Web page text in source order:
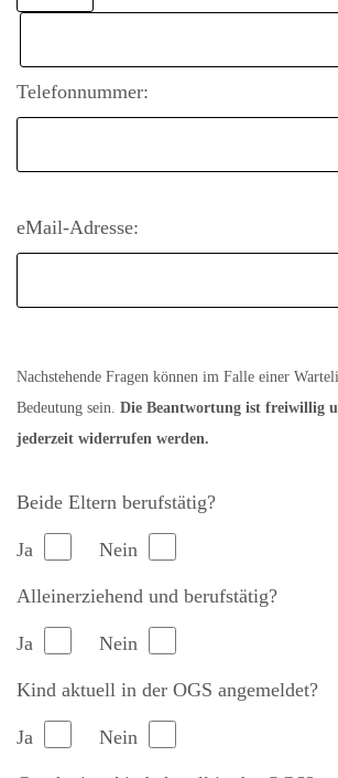
Telefonnummer:
eMail-Adresse:
Nachstehende Fragen können im Falle einer
Bedeutung sein. Die Beantwortung ist freiwillig
jederzeit widerrufen werden.
Beide Eltern berufstätig?
Ja Nein
Alleinerziehend und berufstätig?
Ja Nein
Kind aktuell in der OGS angemeldet?
Ja Nein